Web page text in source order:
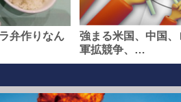
弁作りなん
強まる米国、中国
軍拡競争、…